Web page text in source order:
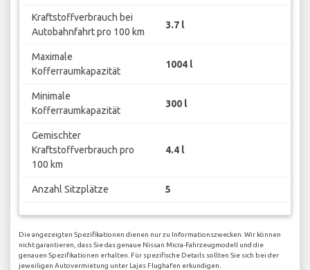
Kraftstoffverbrauch bei
Autobahnfahrt pro 100 km
3.7 l
Maximale
Kofferraumkapazität
1004 l
Minimale
Kofferraumkapazität
300 l
Gemischter
Kraftstoffverbrauch pro
100 km
4.4 l
Anzahl Sitzplätze 5
Die angezeigten Spezifikationen dienen nur zu Informationszwecken. Wir können
nicht garantieren, dass Sie das genaue Nissan Micra-Fahrzeugmodell und die
genauen Spezifikationen erhalten. Für spezifische Details sollten Sie sich bei der
jeweiligen Autovermietung unter Lajes Flughafen erkundigen.